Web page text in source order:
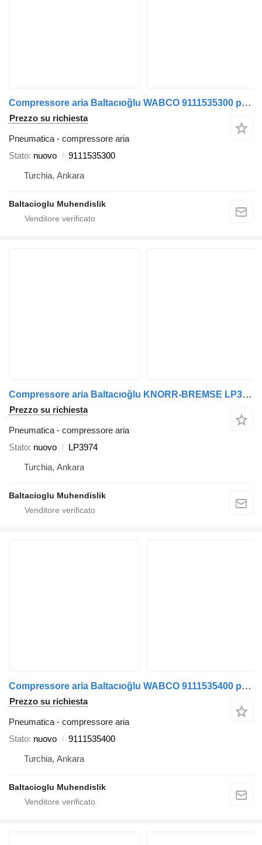
Compressore aria Baltacıoğlu WABCO 9111535300 per autobus
Prezzo su richiesta
Pneumatica - compressore aria
Stato nuovo
9111535300
Turchia, Ankara
Baltacioglu Muhendislik
Compressore aria Baltacıoğlu KNORR-BREMSE LP3974 per autobus
Prezzo su richiesta
Pneumatica - compressore aria
Stato nuovo
LP3974
Turchia, Ankara
Baltacioglu Muhendislik
Compressore aria Baltacıoğlu WABCO 9111535400 per autobus
Prezzo su richiesta
Pneumatica - compressore aria
Stato nuovo
9111535400
Turchia, Ankara
Baltacioglu Muhendislik